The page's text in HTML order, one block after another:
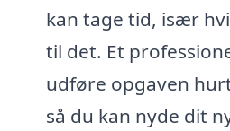
kan tage tid, især
til det. Et
udføre opgaven
så du kan nyde dit